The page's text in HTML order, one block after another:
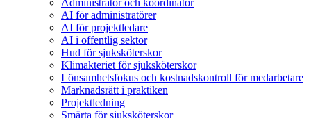
Administratör och koordinator
AI för administratörer
AI för projektledare
AI i offentlig sektor
Hud för sjuksköterskor
Klimakteriet för sjuksköterskor
Lönsamhetsfokus och kostnadskontroll för medarbetare
Marknadsrätt i praktiken
Projektledning
Smärta för sjuksköterskor